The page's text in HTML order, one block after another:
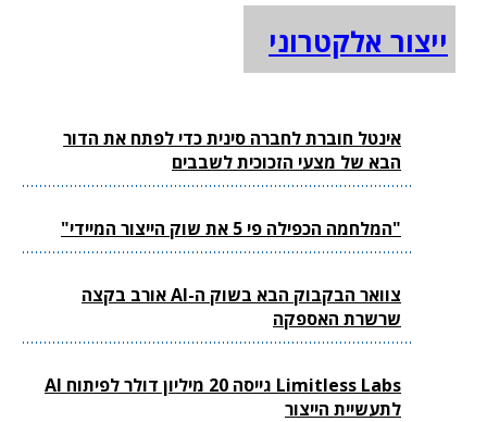
ייצור אלקטרוני
אינטל חוברת לחברה סינית כדי לפתח את הדור
הבא של מצעי הזכוכית לשבבים
"המלחמה הכפילה פי 5 את שוק הייצור המיידי"
צוואר הבקבוק הבא בשוק ה-AI אורב בקצה
שרשרת האספקה
Limitless Labs גייסה 20 מיליון דולר לפיתוח AI
לתעשיית הייצור